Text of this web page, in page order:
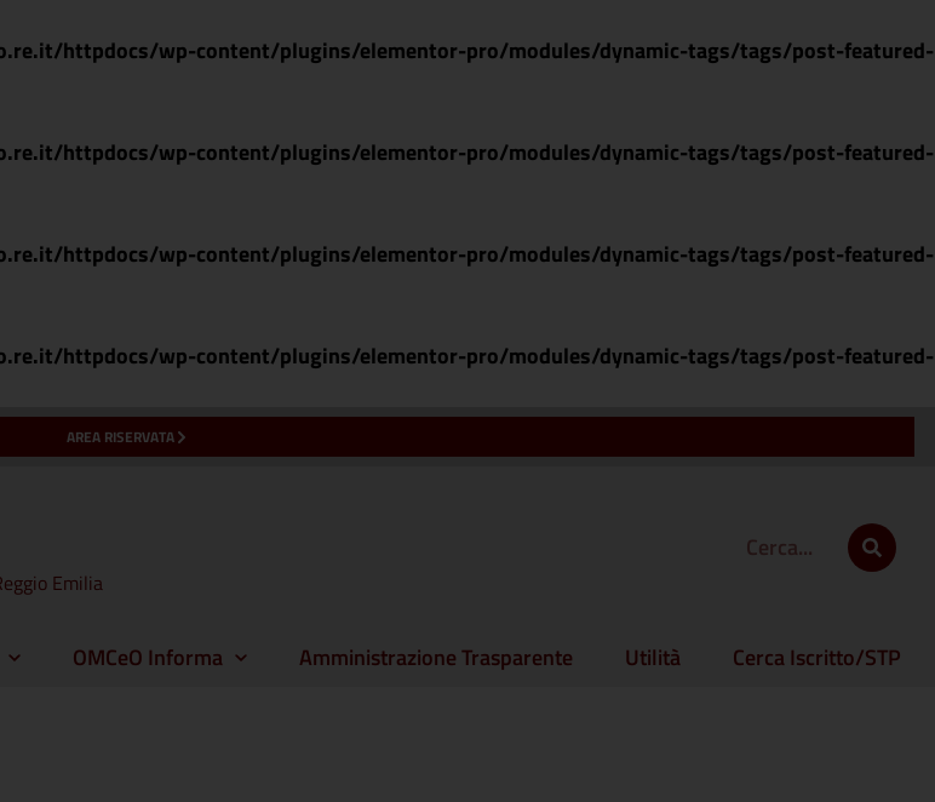
httpdocs/wp-content/plugins/elementor-pro/modules/dynamic-tags/tags/post-featured-
httpdocs/wp-content/plugins/elementor-pro/modules/dynamic-tags/tags/post-featured-
httpdocs/wp-content/plugins/elementor-pro/modules/dynamic-tags/tags/post-featured-
httpdocs/wp-content/plugins/elementor-pro/modules/dynamic-tags/tags/post-featured-
AREA RISERVATA
Emilia
OMCeO Informa Amministrazione Trasparente Utilità Cerca Iscritto/STP